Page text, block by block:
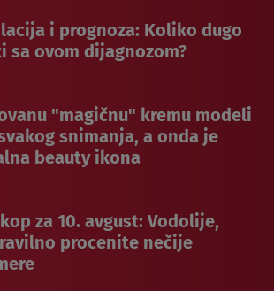
i prognoza: Koliko dugo
sa ovom dijagnozom?
"magičnu" kremu modeli
snimanja, a onda je
beauty ikona
za 10. avgust: Vodolije,
procenite nečije